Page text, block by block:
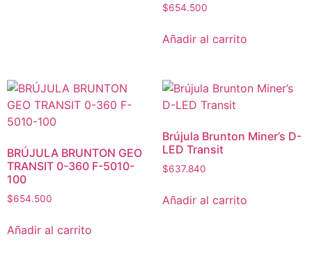
$654.500
Añadir al carrito
BRÚJULA BRUNTON GEO
TRANSIT 0-360 F-5010-
100
$654.500
Añadir al carrito
Brújula Brunton Miner’s D-
LED Transit
$637.840
Añadir al carrito